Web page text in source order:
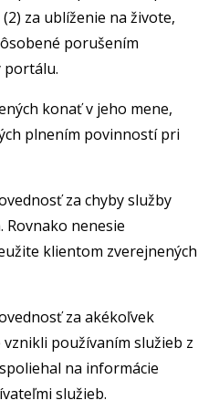
za ublíženie na živote,
porušením
portálu.
konať v jeho mene,
plnením povinností pri
za chyby služby
nenesie
klientom zverejnených
za akékoľvek
používaním služieb z
na informácie
služieb.